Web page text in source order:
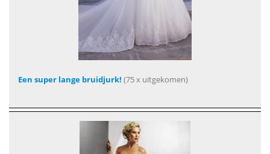
Een super lange bruidjurk! (75 x uitgekomen)